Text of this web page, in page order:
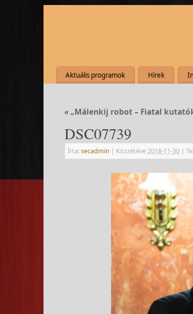
Aktuális programok Hírek
«„Málenkij robot – Fiatal
DSC07739
Írta:secadmin | Közzétéve2018-11-30 |